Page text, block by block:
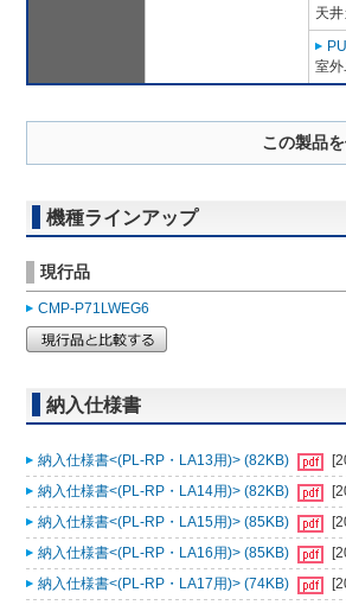
天井
室外
この製品
機種ラインアップ
現行品
CMP-P71LWEG6
納入仕様書
納入仕様書<(PL-RP・LA13用)> (82KB)
納入仕様書<(PL-RP・LA14用)> (82KB)
納入仕様書<(PL-RP・LA15用)> (85KB)
納入仕様書<(PL-RP・LA16用)> (85KB)
納入仕様書<(PL-RP・LA17用)> (74KB)